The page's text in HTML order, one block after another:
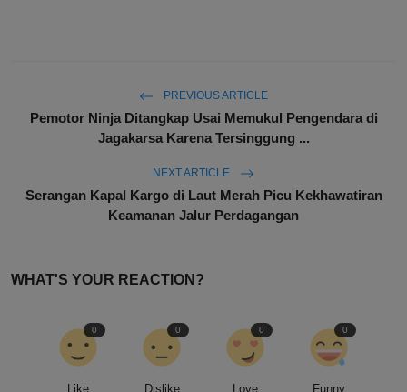
PREVIOUS ARTICLE
Pemotor Ninja Ditangkap Usai Memukul Pengendara di
Jagakarsa Karena Tersinggung ...
NEXT ARTICLE
Serangan Kapal Kargo di Laut Merah Picu Kekhawatiran
Keamanan Jalur Perdagangan
WHAT'S YOUR REACTION?
Like
0
Dislike
0
Love
0
Funny
0